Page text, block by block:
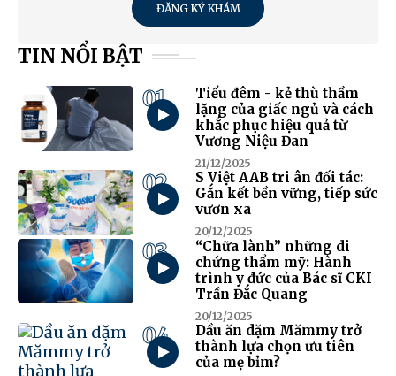
ĐĂNG KÝ KHÁM
TIN NỔI BẬT
01
Tiểu đêm - kẻ thù thầm
lặng của giấc ngủ và cách
khắc phục hiệu quả từ
Vương Niệu Đan
21/12/2025
02
S Việt AAB tri ân đối tác:
Gắn kết bền vững, tiếp sức
vươn xa
20/12/2025
03
“Chữa lành” những di
chứng thẩm mỹ: Hành
trình y đức của Bác sĩ CKI
Trần Đắc Quang
20/12/2025
04
Dầu ăn dặm Mămmy trở
thành lựa chọn ưu tiên
của mẹ bỉm?